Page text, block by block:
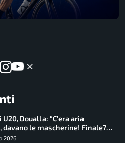
Doualla: “C’era aria
davano le mascherine! Finale?
da perdere”
2026